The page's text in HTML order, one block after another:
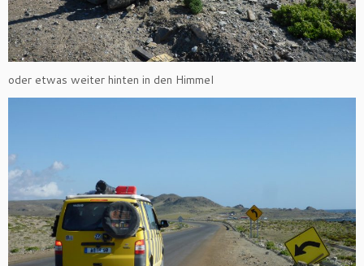
oder etwas weiter hinten in den Himmel